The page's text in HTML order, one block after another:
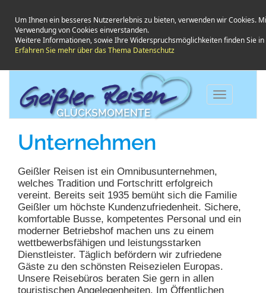
Toggle
navigation
Unternehmen
Geißler Reisen ist ein Omnibusunternehmen,
welches Tradition und Fortschritt erfolgreich
vereint. Bereits seit 1935 bemüht sich die Familie
Geißler um höchste Kundenzufriedenheit. Sichere,
komfortable Busse, kompetentes Personal und ein
moderner Betriebshof machen uns zu einem
wettbewerbsfähigen und leistungsstarken
Dienstleister. Täglich befördern wir zufriedene
Gäste zu den schönsten Reisezielen Europas.
Unsere Reisebüros beraten Sie gern in allen
touristischen Angelegenheiten. Im Öffentlichen
Um Ihnen ein besseres Nutzererlebnis zu bieten, verwenden wir Cookies.
Verwendung von Cookies einverstanden.
Weitere Informationen, sowie Ihre Widerspruchsmöglichkeiten finden Sie
Erfahren Sie mehr über das Thema Datenschutz